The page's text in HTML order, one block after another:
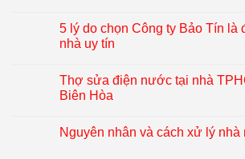
5 lý do chọn Công ty Bảo Tín
nhà uy tín
Thợ sửa điện nước tại nhà
Biên Hòa
Nguyên nhân và cách xử lý nhà